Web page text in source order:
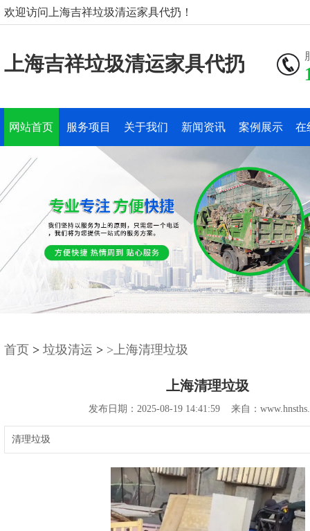
欢迎访问上海吉祥垃圾清运家具代扔！
上海吉祥垃圾清运家具代扔
网站首页 服务项目 关于我们 新闻资讯 案例展示 在
首页 > 垃圾清运 > >上海清理垃圾
上海清理垃圾
发布日期：2025-08-19 14:41:59 来自：
清理垃圾